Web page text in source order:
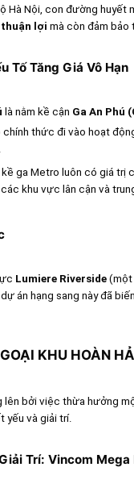
Hà Nội, con đường
lợi mà còn đảm bảo
Tố Tăng Giá Vô Hạn
là nằm kề cận Ga An Phú
chính thức đi vào hoạt
ga Metro luôn có giá trị
khu vực lân cận và
Lumiere Riverside (một
án hạng sang này đã
KHU HOÀN
lên bởi việc thừa hưởng
yếu và giải trí.
Trí: Vincom